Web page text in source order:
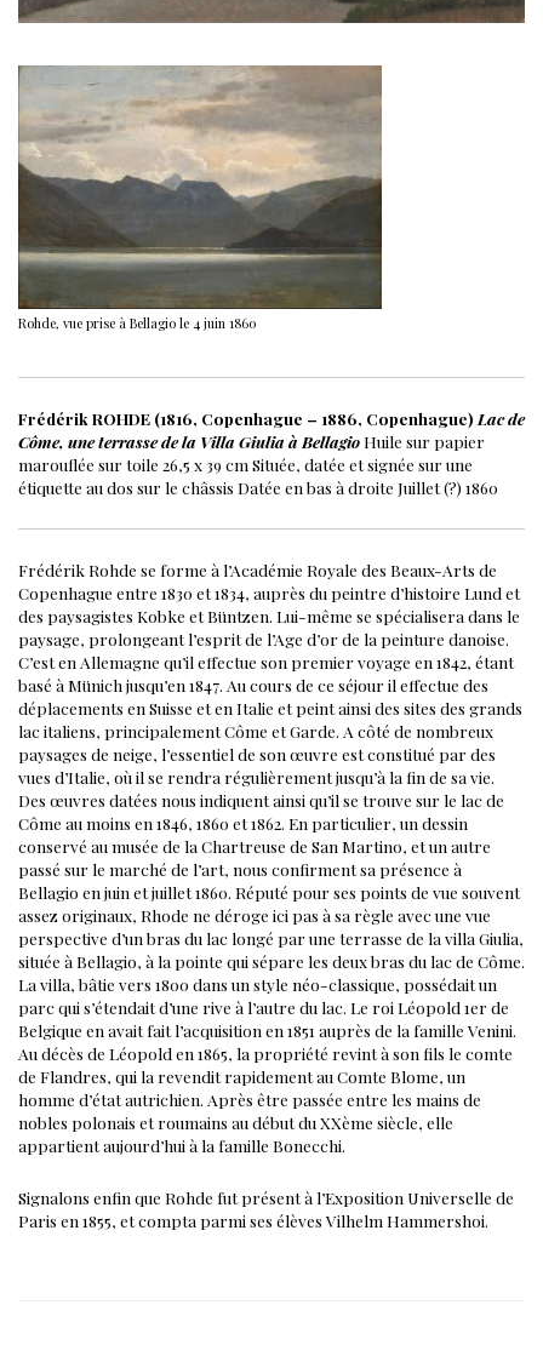
Rohde, vue prise à Bellagio le 4 juin 1860
Frédérik ROHDE (1816, Copenhague – 1886, Copenhague) Lac de
Côme, une terrasse de la Villa Giulia à BellagioHuile sur papier
marouflée sur toile 26,5 x 39 cm Située, datée et signée sur une
étiquette au dos sur le châssis Datée en bas à droite Juillet (?) 1860
Frédérik Rohde se forme à l’Académie Royale des Beaux-Arts de
Copenhague entre 1830 et 1834, auprès du peintre d’histoire Lund et
des paysagistes Kobke et Büntzen. Lui-même se spécialisera dans le
paysage, prolongeant l’esprit de l’Age d’or de la peinture danoise.
C’est en Allemagne qu’il effectue son premier voyage en 1842, étant
basé à Münich jusqu’en 1847. Au cours de ce séjour il effectue des
déplacements en Suisse et en Italie et peint ainsi des sites des grands
lac italiens, principalement Côme et Garde. A côté de nombreux
paysages de neige, l’essentiel de son œuvre est constitué par des
vues d’Italie, où il se rendra régulièrement jusqu’à la fin de sa vie.
Des œuvres datées nous indiquent ainsi qu’il se trouve sur le lac de
Côme au moins en 1846, 1860 et 1862. En particulier, un dessin
conservé au musée de la Chartreuse de San Martino, et un autre
passé sur le marché de l’art, nous confirment sa présence à
Bellagio en juin et juillet 1860. Réputé pour ses points de vue souvent
assez originaux, Rhode ne déroge ici pas à sa règle avec une vue
perspective d’un bras du lac longé par une terrasse de la villa Giulia,
située à Bellagio, à la pointe qui sépare les deux bras du lac de Côme.
La villa, bâtie vers 1800 dans un style néo-classique, possédait un
parc qui s’étendait d’une rive à l’autre du lac. Le roi Léopold 1er de
Belgique en avait fait l’acquisition en 1851 auprès de la famille Venini.
Au décès de Léopold en 1865, la propriété revint à son fils le comte
de Flandres, qui la revendit rapidement au Comte Blome, un
homme d’état autrichien. Après être passée entre les mains de
nobles polonais et roumains au début du XXème siècle, elle
appartient aujourd’hui à la famille Bonecchi.
Signalons enfin que Rohde fut présent à l’Exposition Universelle de
Paris en 1855, et compta parmi ses élèves Vilhelm Hammershoi.